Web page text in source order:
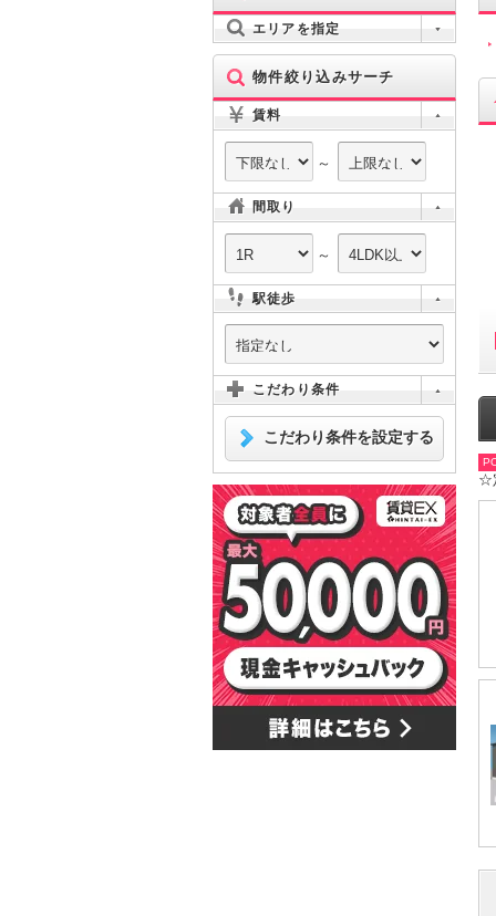
エリアを指定
物件絞り込みサーチ
賃料
～
間取り
～
駅徒歩
こだわり条件
こだわり条件を設定する
☆